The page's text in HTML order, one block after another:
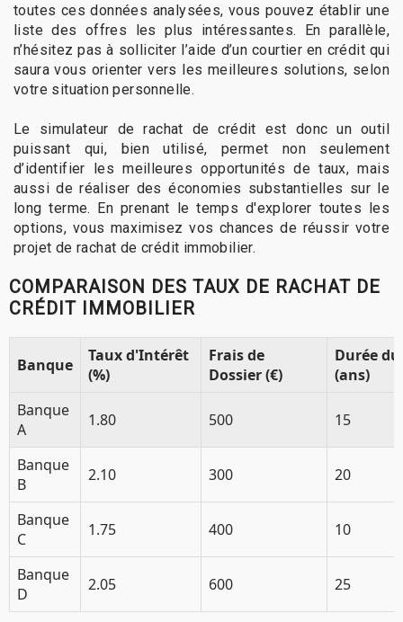
toutes ces données analysées, vous pouvez établir une
liste des offres les plus intéressantes. En parallèle,
n’hésitez pas à solliciter l’aide d’un courtier en crédit qui
saura vous orienter vers les meilleures solutions, selon
votre situation personnelle.
Le simulateur de rachat de crédit est donc un outil
puissant qui, bien utilisé, permet non seulement
d’identifier les meilleures opportunités de taux, mais
aussi de réaliser des économies substantielles sur le
long terme. En prenant le temps d'explorer toutes les
options, vous maximisez vos chances de réussir votre
projet de rachat de crédit immobilier.
COMPARAISON DES TAUX DE RACHAT DE
CRÉDIT IMMOBILIER
Banque
Taux d'Intérêt
(%)
Frais de
Dossier (€)
Durée
(ans)
Banque
A
1.80 500 15
Banque
B
2.10 300 20
Banque
C
1.75 400 10
Banque
D
2.05 600 25